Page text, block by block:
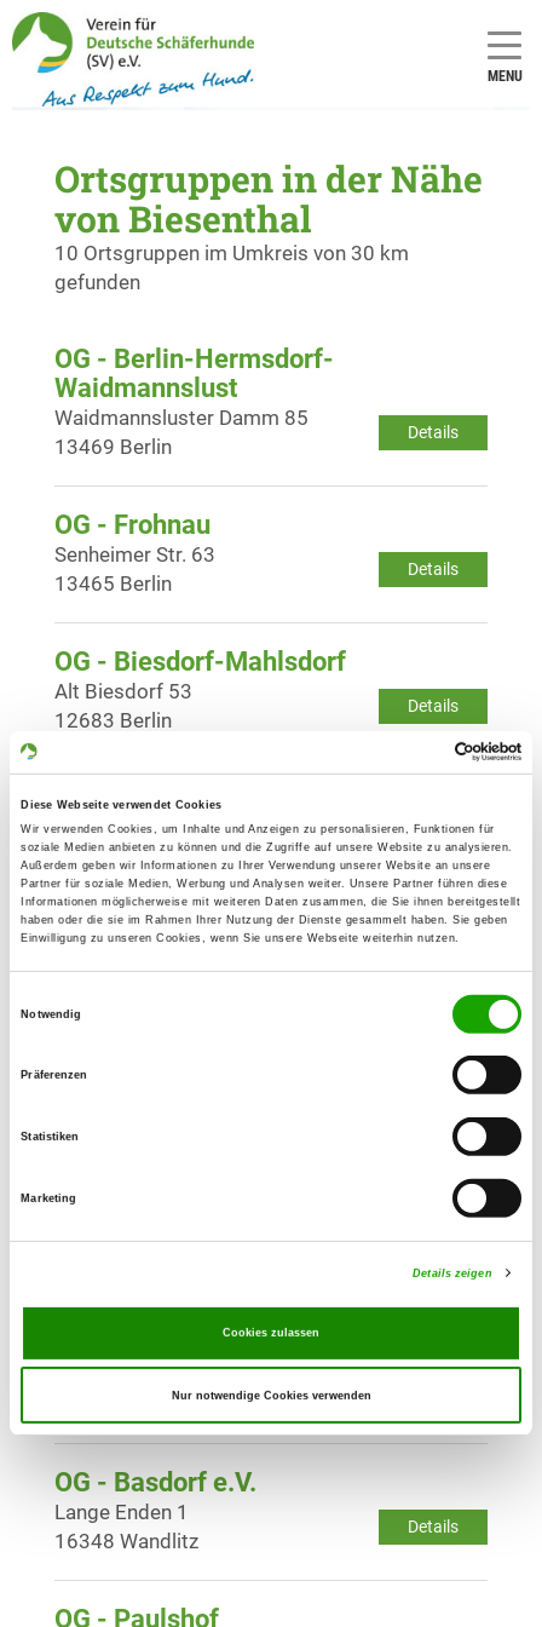
Diese Webseite verwendet Cookies
Wir verwenden Cookies, um Inhalte und Anzeigen zu personalisieren, Funktionen für
soziale Medien anbieten zu können und die Zugriffe auf unsere Website zu analysieren.
Außerdem geben wir Informationen zu Ihrer Verwendung unserer Website an unsere
Partner für soziale Medien, Werbung und Analysen weiter. Unsere Partner führen diese
Informationen möglicherweise mit weiteren Daten zusammen, die Sie ihnen bereitgestellt
haben oder die sie im Rahmen Ihrer Nutzung der Dienste gesammelt haben. Sie geben
Einwilligung zu unseren Cookies, wenn Sie unsere Webseite weiterhin nutzen.
Notwendig
Präferenzen
Statistiken
Marketing
Details zeigen
Cookies zulassen
Nur notwendige Cookies verwenden
MENU
Ortsgruppen in der Nähe
von Biesenthal
10 Ortsgruppen im Umkreis von 30 km
gefunden
OG - Berlin-Hermsdorf-
Waidmannslust
Details
Waidmannsluster Damm 85
13469 Berlin
OG - Frohnau
Details
Senheimer Str. 63
13465 Berlin
OG - Biesdorf-Mahlsdorf
Details
Alt Biesdorf 53
12683 Berlin
OG - Melchow
Details
Am Friedhof
16230 Melchow
OG - Oranienburg e.V.
Details
OG - Pankow
13159 Berlin-Blankenfelde
OG - Oberhavel
Am Stichkanal 3
OG - Neuenhagen
Jahnstr.
15366 Neuenhagen
OG - Basdorf e.V.
Details
Lange Enden 1
16348 Wandlitz
OG - Paulshof